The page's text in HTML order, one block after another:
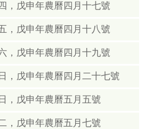
，戊申年農曆四月十七號
，戊申年農曆四月十八號
，戊申年農曆四月十九號
，戊申年農曆四月二十七號
，戊申年農曆五月五號
，戊申年農曆五月七號